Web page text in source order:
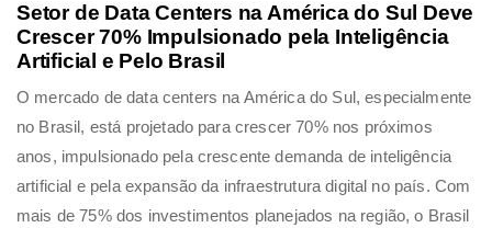
Setor de Data Centers na América do Sul Deve
Crescer 70% Impulsionado pela Inteligência
Artificial e Pelo Brasil
O mercado de data centers na América do Sul, especialmente
no Brasil, está projetado para crescer 70% nos próximos
anos, impulsionado pela crescente demanda de inteligência
artificial e pela expansão da infraestrutura digital no país. Com
mais de 75% dos investimentos planejados na região, o Brasil